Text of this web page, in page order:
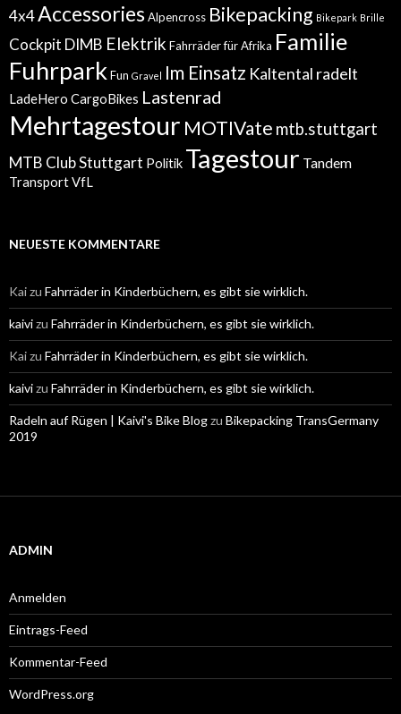
4x4AccessoriesAlpencross Bikepacking Bikepark Brille
Cockpit DIMB Elektrik Fahrräder für Afrika Familie
FuhrparkFun Gravel Im Einsatz Kaltental radelt
LadeHero CargoBikes Lastenrad
Mehrtagestour MOTIVate mtb.stuttgart
MTB Club Stuttgart Politik Tagestour Tandem
TransportVfL
NEUESTE KOMMENTARE
Kaizu Fahrräder in Kinderbüchern, es gibt sie wirklich.
kaivizu Fahrräder in Kinderbüchern, es gibt sie wirklich.
Kaizu Fahrräder in Kinderbüchern, es gibt sie wirklich.
kaivizu Fahrräder in Kinderbüchern, es gibt sie wirklich.
Radeln auf Rügen | Kaivi's Bike Blogzu Bikepacking TransGermany
2019
ADMIN
Anmelden
Eintrags-Feed
Kommentar-Feed
WordPress.org